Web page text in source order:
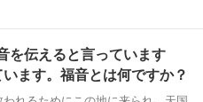
を伝えると言っています
ます。福音とは何ですか？